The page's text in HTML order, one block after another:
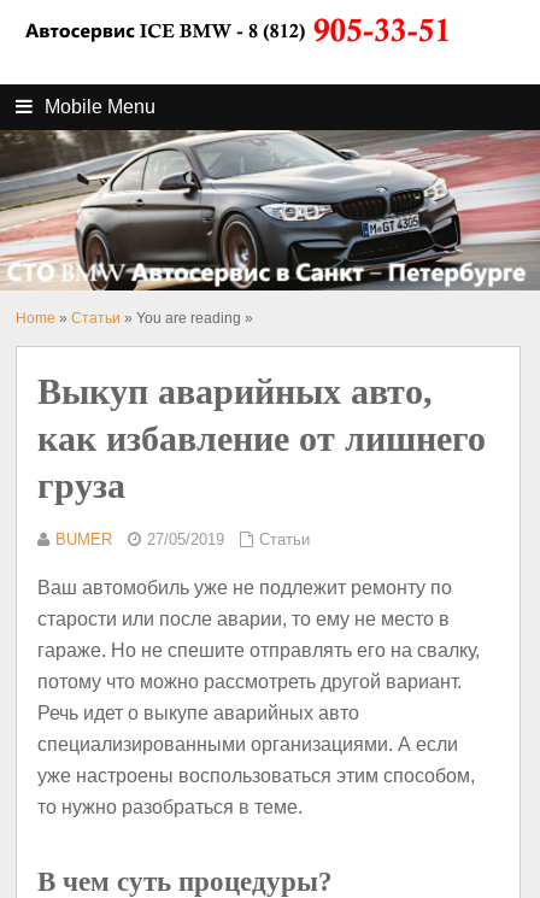
Mobile Menu
Home »Статьи » You are reading »
Выкуп аварийных авто,
как избавление от лишнего
груза
BUMER 27/05/2019 Статьи
Ваш автомобиль уже не подлежит ремонту по
старости или после аварии, то ему не место в
гараже. Но не спешите отправлять его на свалку,
потому что можно рассмотреть другой вариант.
Речь идет о выкупе аварийных авто
специализированными организациями. А если
уже настроены воспользоваться этим способом,
то нужно разобраться в теме.
В чем суть процедуры?